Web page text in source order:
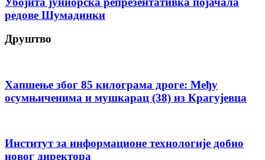
редове Шумадинки
Друштво
Хапшење због 85 килограма дроге: Међу
осумњиченима и мушкарац (38) из Крагујевца
Институт за информационе технологије добио
новог директора